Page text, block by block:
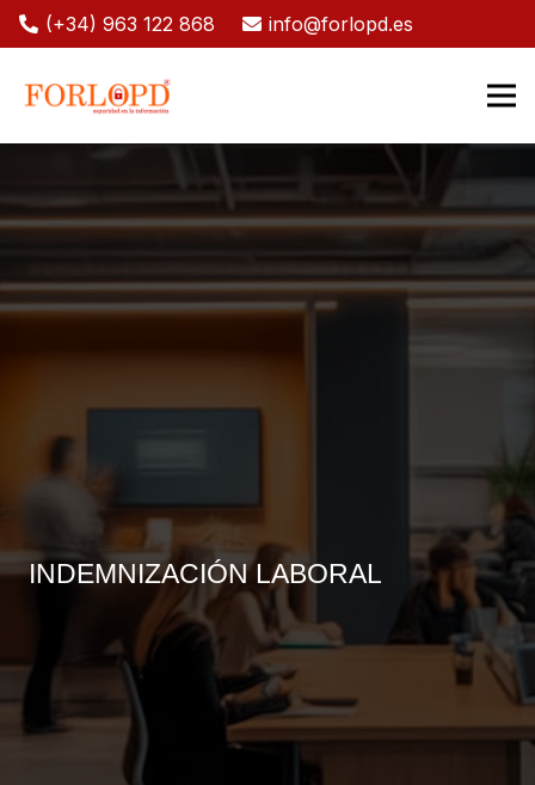
(+34) 963 122 868 info@forlopd.es
INDEMNIZACIÓN LABORAL